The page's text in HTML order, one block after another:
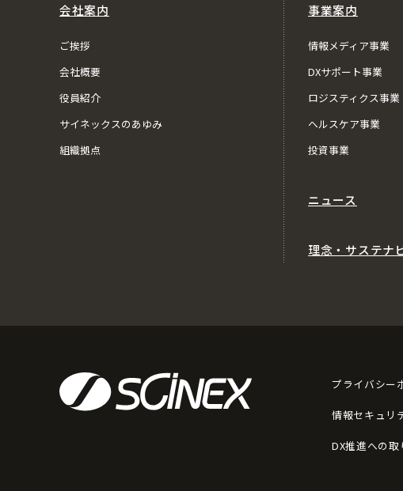
会社案内
ご挨拶
会社概要
役員紹介
サイネックスのあゆみ
組織拠点
事業案内
情報メディア事業
DXサポート事業
ロジスティクス事業
ヘルスケア事業
投資事業
ニュース
理念・サステナ
プライバシー
情報セキュリ
DX推進への取